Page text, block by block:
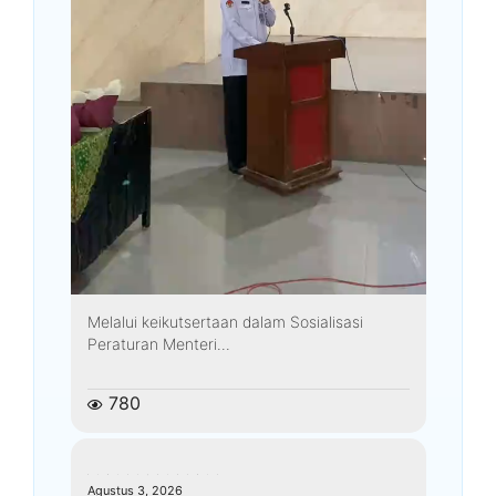
Melalui keikutsertaan dalam Sosialisasi
Peraturan Menteri...
780
Agustus 3, 2026